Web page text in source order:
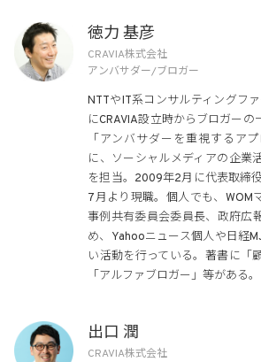
徳力 基彦
CRAVIA株式会社
アンバサダー/ブロガー
NTTやIT系コンサルティングフ
にCRAVIA設立時からブロガーの
「アンバサダーを重視するア
に、ソーシャルメディアの企業
を担当。2009年2月に代表取締
7月より現職。個人でも、WOM
事例共有委員会委員長、政府広
め、Yahooニュース個人や日経
い活動を行っている。著書に「
「アルファブロガー」等がある。
出口 潤
CRAVIA株式会社